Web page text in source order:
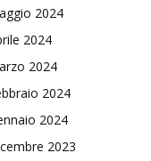
2024
2024
2024
2024
2024
2023